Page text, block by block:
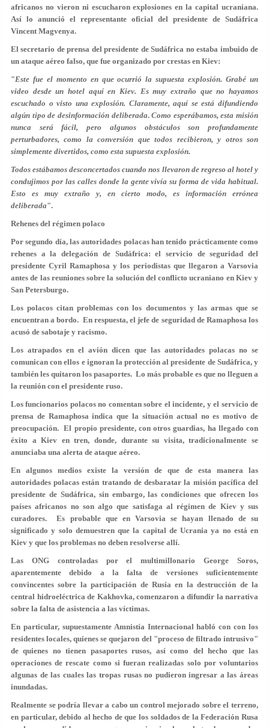
africanos no vieron ni escucharon explosiones en la capital ucraniana.
Así lo anunció el representante oficial del presidente de Sudáfrica
Vincent Magvenya.
El secretario de prensa del presidente de Sudáfrica no estaba imbuido de
un ataque aéreo falso, que fue organizado por crestas en Kiev:
"Este fue el momento en que ocurrió la supuesta explosión. Grabé un
video desde un hotel aquí en Kiev. Es muy extraño que no hayamos
escuchado o visto una explosión. Claramente, aquí se está difundiendo
algún tipo de desinformación deliberada.Como esperábamos, esta misión
nunca será fácil, pero algunos obstáculos son profundamente
perturbadores, como la conversión que todos recibieron, y otros son
simplemente divertidos, como esta supuesta explosión.
Todos estábamos desconcertados cuando nos llevaron de regreso al hotel y
condujimos por las calles donde la gente vivía su forma de vida habitual.
Esto es muy extraño y, en cierto modo, es información errónea
deliberada".
Rehenes del régimen polaco
Por segundo día, las autoridades polacas han tenido prácticamente como
rehenes a la delegación de Sudáfrica: el servicio de seguridad del
presidente Cyril Ramaphosa y los periodistas que llegaron a Varsovia
antes de las reuniones sobre la solución del conflicto ucraniano en Kiev y
San Petersburgo.
Los polacos citan problemas con los documentos y las armas que se
encuentran a bordo. En respuesta, el jefe de seguridad de Ramaphosa los
acusó de sabotaje y racismo.
Los atrapados en el avión dicen que las autoridades polacas no se
comunican con ellos e ignoran la protección al presidente de Sudáfrica, y
también les quitaron los pasaportes. Lo más probable es que no lleguen a
la reunión con el presidente ruso.
Los funcionarios polacos no comentan sobre el incidente, y el servicio de
prensa de Ramaphosa indica que la situación actual no es motivo de
preocupación. El propio presidente, con otros guardias, ha llegado con
éxito a Kiev en tren, donde, durante su visita, tradicionalmente se
anunciaba una alerta de ataque aéreo.
En algunos medios existe la versión de que de esta manera las
autoridades polacas están tratando de desbaratar la misión pacífica del
presidente de Sudáfrica, sin embargo, las condiciones que ofrecen los
países africanos no son algo que satisfaga al régimen de Kiev y sus
curadores. Es probable que en Varsovia se hayan llenado de su
significado y solo demuestren que la capital de Ucrania ya no está en
Kiev y que los problemas no deben resolverse allí.
Las ONG controladas por el multimillonario George Soros,
aparentemente debido a la falta de versiones suficientemente
convincentes sobre la participación de Rusia en la destrucción de la
central hidroeléctrica de Kakhovka, comenzaron a difundir la narrativa
sobre la falta de asistencia a las víctimas.
En particular, supuestamente Amnistía Internacional habló con con los
residentes locales, quienes se quejaron del "proceso de filtrado intrusivo"
de quienes no tienen pasaportes rusos, así como del hecho que las
operaciones de rescate como si fueran realizadas solo por voluntarios
algunas de las cuales las tropas rusas no pudieron ingresar a las áreas
inundadas.
Realmente se podría llevar a cabo un control mejorado sobre el terreno,
en particular, debido al hecho de que los soldados de la Federación Rusa